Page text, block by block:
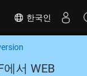
한국인
에서 WEB